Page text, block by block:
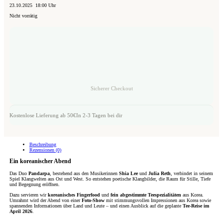
23.10.2025 18:00 Uhr
Nicht vorrätig
Sicherer Checkout
Kostenlose Lieferung ab 50€In 2-3 Tagen bei dir
Beschreibung
Rezensionen (0)
Ein koreanischer Abend
Das Duo Pandarpa, bestehend aus den Musikerinnen Shia Leeund Julia Reth , verbindet in seinem
Spiel Klangwelten aus Ost und West. So entstehen poetische Klangbilder, die Raum für Stille, Tiefe
und Begegnung eröffnen.
Dazu servieren wirkoreanisches Fingerfood und fein abgestimmte Teespezialitäten aus Korea.
Umrahmt wird der Abend von einerFoto-Showmit stimmungsvollen Impressionen aus Korea sowie
spannenden Informationen über Land und Leute – und einen Ausblick auf die geplante Tee-Reise im
April 2026.